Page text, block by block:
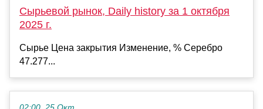
Сырьевой рынок, Daily history за 1 октября
2025 г.
Сырье Цена закрытия Изменение, % Серебро
47.277...